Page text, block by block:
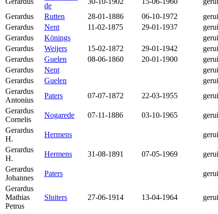
de
Gerardus
Rutten 28-01-1886 06-10-1972
Gerardus
Nent 11-02-1875 29-01-1937
Gerardus
Könings
Gerardus
Weijers 15-02-1872 29-01-1942
Gerardus
Guelen 08-06-1860 20-01-1900
Gerardus
Nent
Gerardus
Guelen
Gerardus
Antonius
Paters 07-07-1872 22-03-1955
Gerardus
Cornelis
Nogarede 07-11-1886 03-10-1965
Gerardus
H.
Hermens
Gerardus
H.
Hermens 31-08-1891 07-05-1969
Gerardus
Johannes
Paters
Gerardus
Mathias
Petrus
Sluiters 27-06-1914 13-04-1964